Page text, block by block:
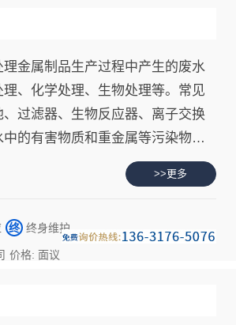
金属制品生产过程中产生的废水
、化学处理、生物处理等。常见
过滤器、生物反应器、离子交换
的有害物质和重金属等污染物，
>>更多
终 终身维护
价格: 面议